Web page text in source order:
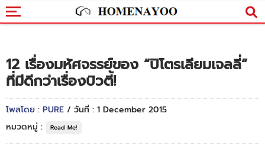
12 เรื่องมหัศจรรย์ของ “ปิโตรเลียมเจลลี่”
ที่มีดีกว่าเรื่องบิวตี้!
โพสโดย : PURE / วันที่ : 1 December 2015
หมวดหมู่ :
Read Me!